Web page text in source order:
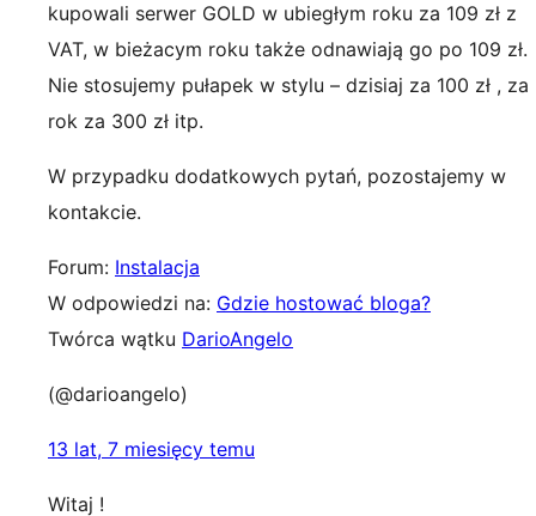
kupowali serwer GOLD w ubiegłym roku za 109 zł z
VAT, w bieżacym roku także odnawiają go po 109 zł.
Nie stosujemy pułapek w stylu – dzisiaj za 100 zł , za
rok za 300 zł itp.
W przypadku dodatkowych pytań, pozostajemy w
kontakcie.
Forum: Instalacja
W odpowiedzi na: Gdzie hostować bloga?
Twórca wątku DarioAngelo
(@darioangelo)
13 lat, 7 miesięcy temu
Witaj !